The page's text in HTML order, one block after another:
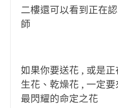
二樓還可以看到正在
師
如果你要送花 , 或是
生花、乾燥花 , 一定
最閃耀的命定之花